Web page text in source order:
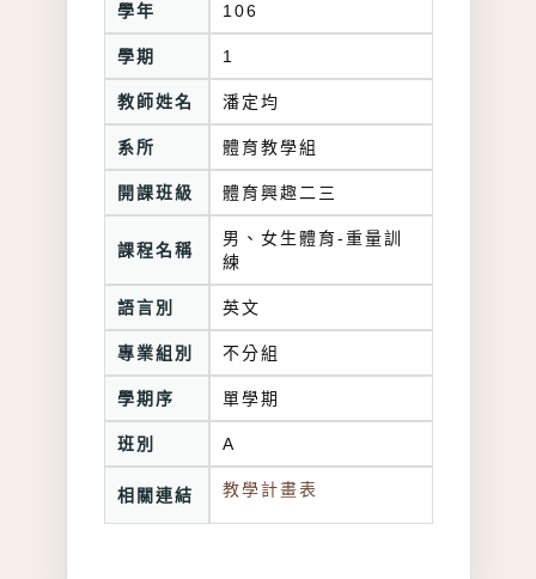
學年 106
學期 1
教師姓名 潘定均
系所 體育教學組
開課班級 體育興趣二三
課程名稱
男、女生體育-重量訓
練
語言別 英文
專業組別 不分組
學期序 單學期
班別 A
相關連結 教學計畫表